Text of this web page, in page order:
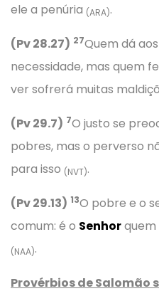
ele a penúria (ARA).
(Pv 28.27) 27Quem dá
necessidade, mas quem
ver sofrerá muitas
(Pv 29.7) 7O justo se
pobres, mas o perverso
para isso (NVT).
(Pv 29.13) 13O pobre e o
comum: é o Senhorquem
(NAA).
Provérbiosde Salomão